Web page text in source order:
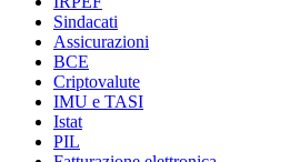
Sindacati
Assicurazioni
BCE
Criptovalute
IMU e TASI
Istat
PIL